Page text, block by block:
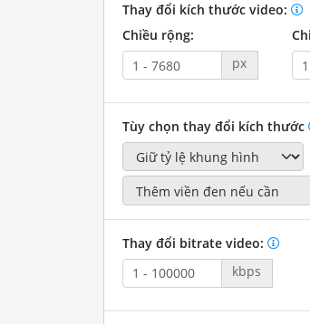
Thay đổi kích thước video:
Chiều rộng:
px
Tùy chọn thay đổi kích thước
Thay đổi bitrate video:
kbps